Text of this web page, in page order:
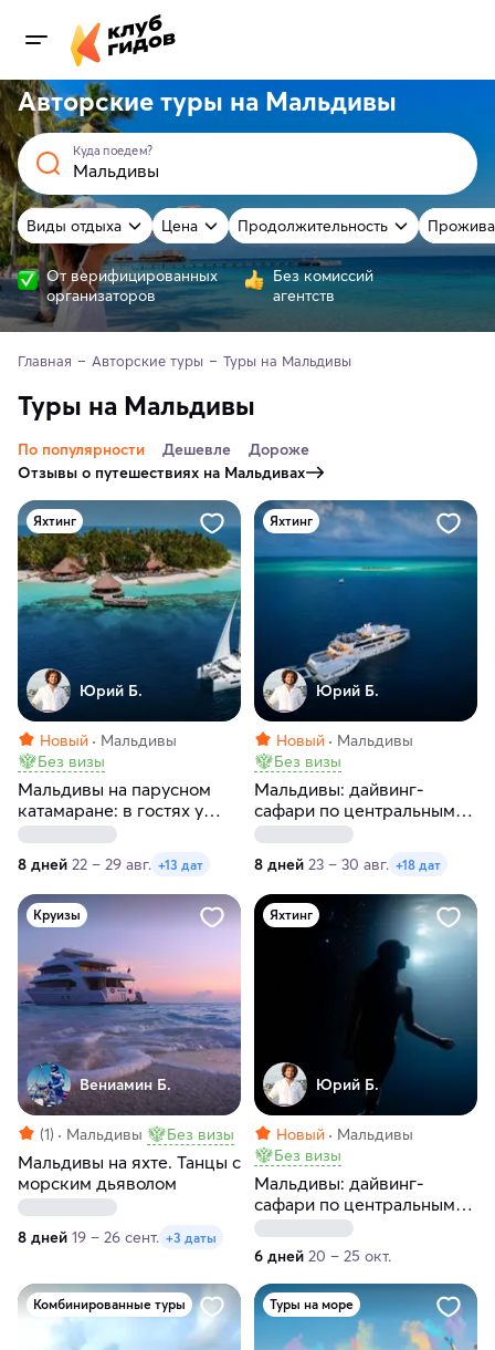
Авторские туры на Мальдивы
Куда поедем?
Виды отдыха Цена Продолжительность
От верифицированных
организаторов
Без комиссий
агентств
Главная Авторские туры Туры на Мальдивы
Туры на Мальдивы
По популярности Дешевле
Дороже
Отзывы о путешествиях на Мальдивах
Яхтинг
Юрий Б.
Новый
Мальдивы
Без визы
Мальдивы на парусном
катамаране: в гостях у
китовых акул и мант.
Катамаран Lagoon 40
8 дней 22 – 29 авг. +13 дат
Яхтинг
Юрий Б.
Новый
Мальдивы
Без визы
Мальдивы: дайвинг-
сафари по центральным
атоллам на мегаяхте White
8 дней 23 – 30 авг. +18 дат
Круизы
Вениамин Б.
(1) Мальдивы Без визы
Мальдивы на яхте. Танцы с
морским дьяволом
8 дней 19 – 26 сент. +3 даты
Яхтинг
Юрий Б.
Новый
Мальдивы
Без визы
Мальдивы: дайвинг-
сафари по центральным
атоллам на мегаяхте White
Pearl. 6 дней
6 дней 20 – 25 окт.
Комбинированные туры Туры на море